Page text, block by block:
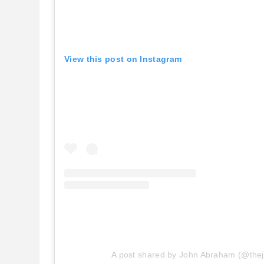
View this post on Instagram
A post shared by John Abraham